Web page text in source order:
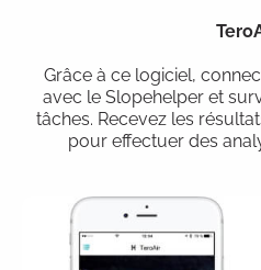
Grâce à ce logiciel,
avec le Slopehelper et
tâches. Recevez les
pour effectuer des